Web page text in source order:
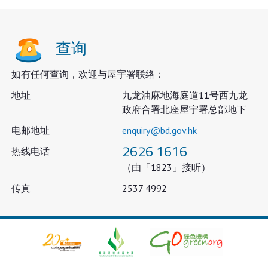
查询
如有任何查询，欢迎与屋宇署联络：
地址
九龙油麻地海庭道11号西九龙
政府合署北座屋宇署总部地下
电邮地址
enquiry@bd.gov.hk
热线电话
2626 1616
（由「1823」接听）
传真
2537 4992